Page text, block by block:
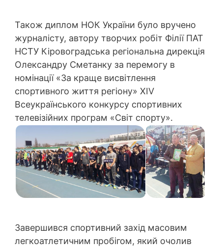
Також диплом НОК України було вручено
журналісту, автору творчих робіт Філії ПАТ
НСТУ Кіровоградська регіональна дирекція
Олександру Сметанку за перемогу в
номінації «За краще висвітлення
спортивного життя регіону» XIV
Всеукраїнського конкурсу спортивних
телевізійних програм «Світ спорту».
Завершився спортивний захід масовим
легкоатлетичним пробігом, який очолив